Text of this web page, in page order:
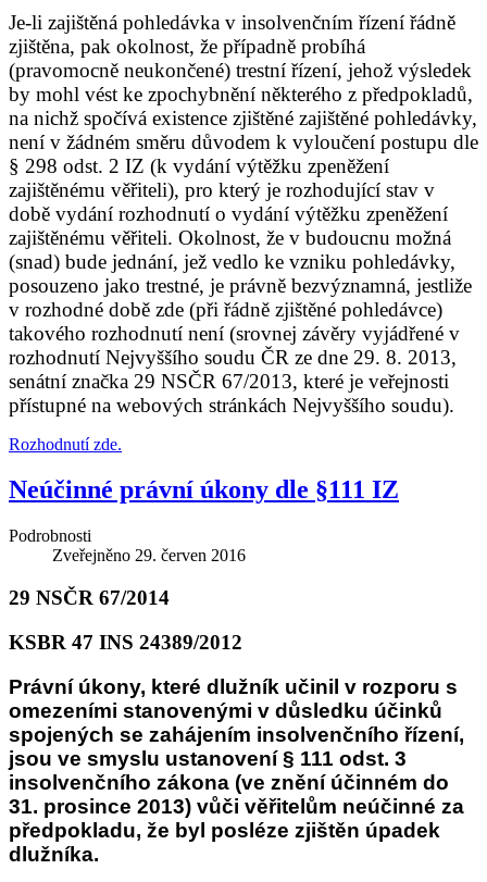
Je-li zajištěná pohledávka v insolvenčním řízení řádně
zjištěna, pak okolnost, že případně probíhá
(pravomocně neukončené) trestní řízení, jehož výsledek
by mohl vést ke zpochybnění některého z předpokladů,
na nichž spočívá existence zjištěné zajištěné pohledávky,
není v žádném směru důvodem k vyloučení postupu dle
§ 298 odst. 2 IZ (k vydání výtěžku zpeněžení
zajištěnému věřiteli), pro který je rozhodující stav v
době vydání rozhodnutí o vydání výtěžku zpeněžení
zajištěnému věřiteli. Okolnost, že v budoucnu možná
(snad) bude jednání, jež vedlo ke vzniku pohledávky,
posouzeno jako trestné, je právně bezvýznamná, jestliže
v rozhodné době zde (při řádně zjištěné pohledávce)
takového rozhodnutí není (srovnej závěry vyjádřené v
rozhodnutí Nejvyššího soudu ČR ze dne 29. 8. 2013,
senátní značka 29 NSČR 67/2013, které je veřejnosti
přístupné na webových stránkách Nejvyššího soudu).
Rozhodnutí zde.
Neúčinné právní úkony dle §111 IZ
Podrobnosti
Zveřejněno 29. červen 2016
29 NSČR 67/2014
KSBR 47 INS 24389/2012
Právní úkony, které dlužník učinil v rozporu s
omezeními stanovenými v důsledku účinků
spojených se zahájením insolvenčního řízení,
jsou ve smyslu ustanovení § 111 odst. 3
insolvenčního zákona (ve znění účinném do
31. prosince 2013) vůči věřitelům neúčinné za
předpokladu, že byl posléze zjištěn úpadek
dlužníka.